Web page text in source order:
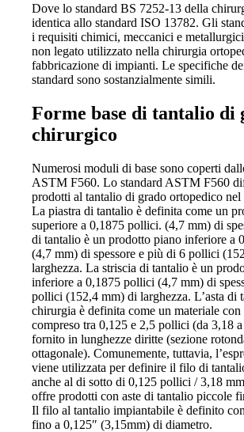
Dove lo standard BS 7252-13 della
identica allo standard ISO 13782. Gli
i requisiti chimici, meccanici e
non legato utilizzato nella chirurgia
fabbricazione di impianti. Le specifiche
standard sono sostanzialmente simili.
Forme base di tantalio di
chirurgico
Numerosi moduli di base sono coperti
ASTM F560. Lo standard ASTM F560
prodotti al tantalio di grado ortopedico nel
La piastra di tantalio è definita come un
superiore a 0,1875 pollici. (4,7 mm) di
di tantalio è un prodotto piano inferiore a
(4,7 mm) di spessore e più di 6 pollici
larghezza. La striscia di tantalio è un
inferiore a 0,1875 pollici (4,7 mm) di
pollici (152,4 mm) di larghezza. L’asta di
chirurgia è definita come un materiale
compreso tra 0,125 e 2,5 pollici (da 3,18
fornito in lunghezze diritte (sezione
ottagonale). Comunemente, tuttavia,
viene utilizzata per definire il filo di
anche al di sotto di 0,125 pollici / 3,18
offre prodotti con aste di tantalio piccole
Il filo al tantalio impiantabile è definito
fino a 0,125″ (3,15mm) di diametro.